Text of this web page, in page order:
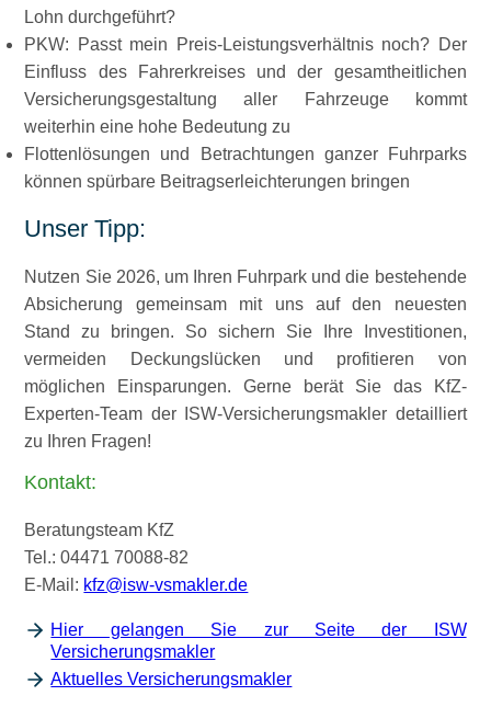
Lohn durchgeführt?
PKW: Passt mein Preis-Leistungsverhältnis noch? Der
Einfluss des Fahrerkreises und der gesamtheitlichen
Versicherungsgestaltung aller Fahrzeuge kommt
weiterhin eine hohe Bedeutung zu
Flottenlösungen und Betrachtungen ganzer Fuhrparks
können spürbare Beitragserleichterungen bringen
Unser Tipp:
Nutzen Sie 2026, um Ihren Fuhrpark und die bestehende
Absicherung gemeinsam mit uns auf den neuesten
Stand zu bringen. So sichern Sie Ihre Investitionen,
vermeiden Deckungslücken und profitieren von
möglichen Einsparungen. Gerne berät Sie das KfZ-
Experten-Team der ISW-Versicherungsmakler detailliert
zu Ihren Fragen!
Kontakt:
Beratungsteam KfZ
Tel.: 04471 70088-82
E-Mail: kfz@isw-vsmakler.de
Hier gelangen Sie zur Seite der ISW
Versicherungsmakler
Aktuelles Versicherungsmakler